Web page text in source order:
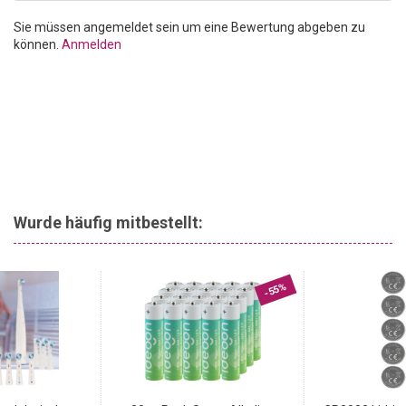
Gebinde das gewisse Etwas.
Sie müssen angemeldet sein um eine Bewertung abgeben zu
können. Anmelden
Wurde häufig mitbestellt:
-55%